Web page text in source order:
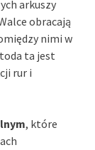
arkuszy
obracają
nimi w
ta jest
rur i
, które